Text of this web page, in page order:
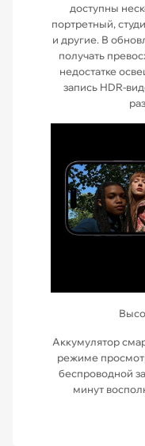
доступны
портретный,
и другие. В
получать
недостатке
запись HDR-
Аккумулятор
режиме
беспроводной
минут